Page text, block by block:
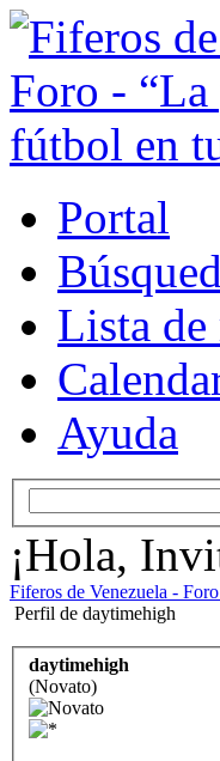
Portal
Lista de
Ayuda
¡Hola,
Fiferos de Venezuela -
Perfil de daytimehigh
daytimehigh
(Novato)